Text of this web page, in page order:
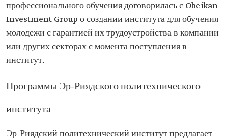
профессионального обучения договорилась с Obeikan
Investment Group о создании института для обучения
молодежи с гарантией их трудоустройства в компании
или других секторах с момента поступления в
институт.
Программы Эр-Риядского политехнического
института
Эр-Риядский политехнический институт предлагает